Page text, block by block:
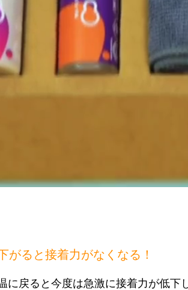
がると接着力がなくなる！
に戻ると今度は急激に接着力が低下